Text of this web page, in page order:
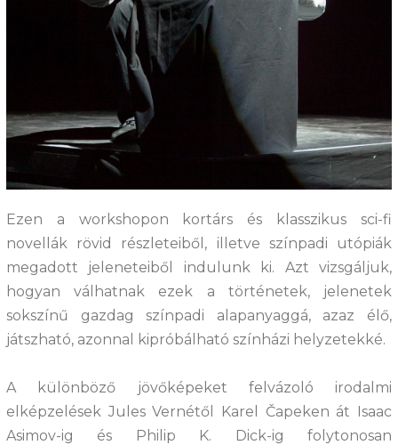
Ezen a workshopon kortárs és klasszikus sci-fi
novellák rövid részleteiből, illetve színpadi utópiák
megadott jeleneteiből indulunk ki. Azt vizsgáljuk,
hogyan válhatnak ezek a történetek, jelenetek
sokszínű gazdag színpadi alapanyaggá, azaz élő,
játszható, azonnal kipróbálható színházi helyzetekké.
A különböző jövőképeket felvázoló irodalmi
elképzelések Jules Vernétől Karel Čapeken át Isaac
Asimov-ig és Philip K. Dick-ig folytonosan